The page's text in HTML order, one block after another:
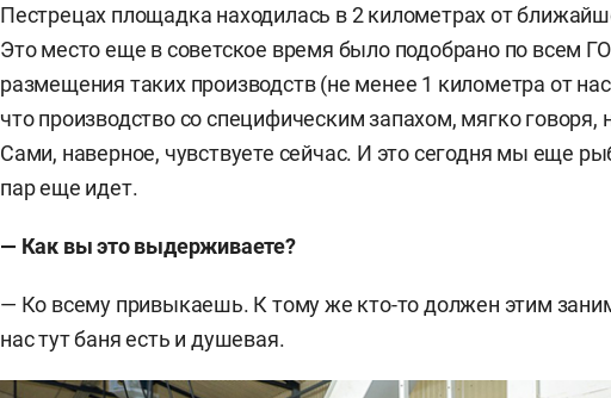
Пестрецах площадка находилась в 2 километрах от
Это место еще в советское время было подобрано по всем
размещения таких производств (не менее 1 километра от
что производство со специфическим запахом, мягко
Сами, наверное, чувствуете сейчас. И это сегодня мы еще
пар еще идет.
— Как вы это выдерживаете?
— Ко всему привыкаешь. К тому же кто-то должен этим
нас тут баня есть и душевая.